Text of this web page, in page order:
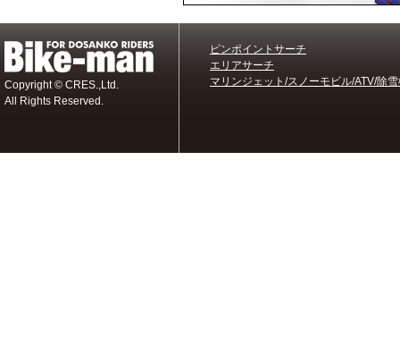
Copyright © CRES.,Ltd.
All Rights Reserved.
ピンポイントサーチ
エリアサーチ
マリンジェット/スノーモビル/ATV/除